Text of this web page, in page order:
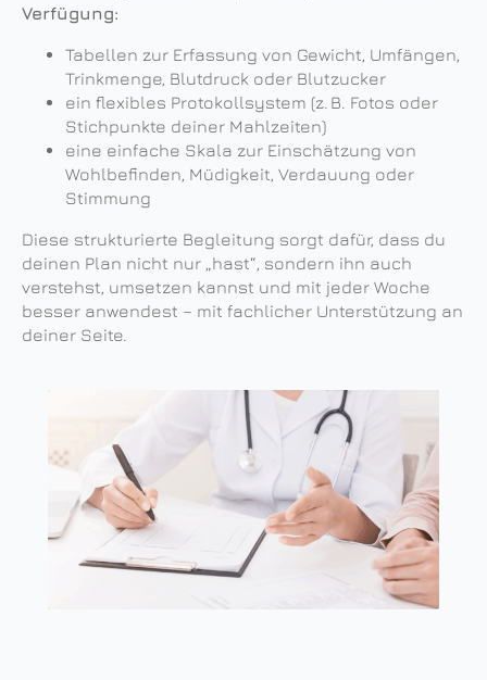
Verfügung:
Tabellen zur Erfassung von Gewicht, Umfängen,
Trinkmenge, Blutdruck oder Blutzucker
ein flexibles Protokollsystem (z. B. Fotos oder
Stichpunkte deiner Mahlzeiten)
eine einfache Skala zur Einschätzung von
Wohlbefinden, Müdigkeit, Verdauung oder
Stimmung
Diese strukturierte Begleitung sorgt dafür, dass du
deinen Plan nicht nur „hast“, sondern ihn auch
verstehst, umsetzen kannst und mit jeder Woche
besser anwendest – mit fachlicher Unterstützung an
deiner Seite.